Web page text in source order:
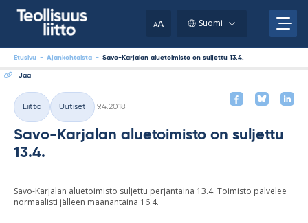
AA Suomi
Etusivu - Ajankohtaista - Savo-Karjalan aluetoimisto on suljettu 13.4.
Jaa
Kategoriat
Liitto Uutiset
9.4.2018
Savo-Karjalan aluetoimisto on suljettu
13.4.
Savo-Karjalan aluetoimisto suljettu perjantaina 13.4. Toimisto palvelee
normaalisti jälleen maanantaina 16.4.
clipboard.)